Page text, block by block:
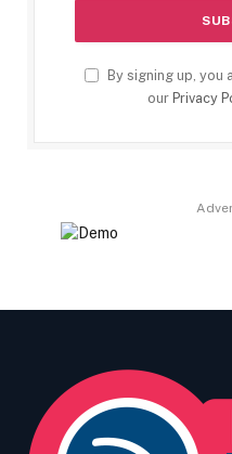
By signing up, you
our Privacy